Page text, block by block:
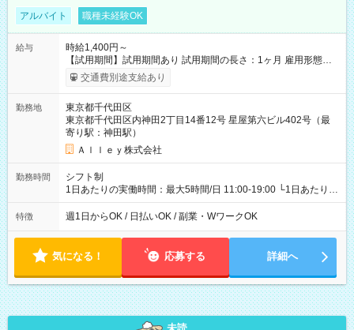
アルバイト 職種未経験OK
給与
時給1,400円～
【試用期間】試用期間あり 試用期間の長さ：1ヶ月 雇用形態、
給与は本採用時と同じです。
交通費別途支給あり
勤務地
東京都千代田区
東京都千代田区内神田2丁目14番12号 星屋第六ビル402号（最
寄り駅：神田駅）
Ａｌｌｅｙ株式会社
勤務時間
シフト制
1日あたりの実働時間：最大5時間/日 11:00-19:00 └1日あたりの
実働時間：1-5時間 └上記の時間帯内であれば、いつでも勤務可
能！ └平日・土曜日の中で、お好きな曜日でご勤務いただけま
18:00 などのように、自由な働き方が可能なお仕事です！
特徴 週1日からOK / 日払いOK / 副業・WワークOK
気になる！ 応募する 詳細へ